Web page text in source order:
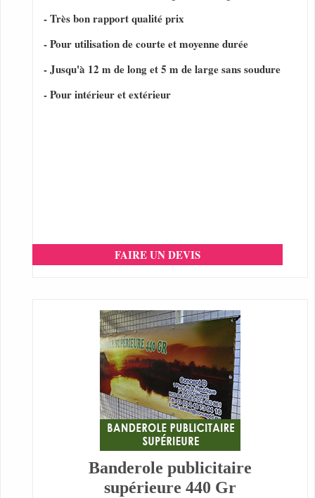
- Très bon rapport qualité prix
- Pour utilisation de courte et moyenne durée
- Jusqu'à 12 m de long et 5 m de large sans soudure
- Pour intérieur et extérieur
FAIRE UN DEVIS
Banderole publicitaire
supérieure 440 Gr